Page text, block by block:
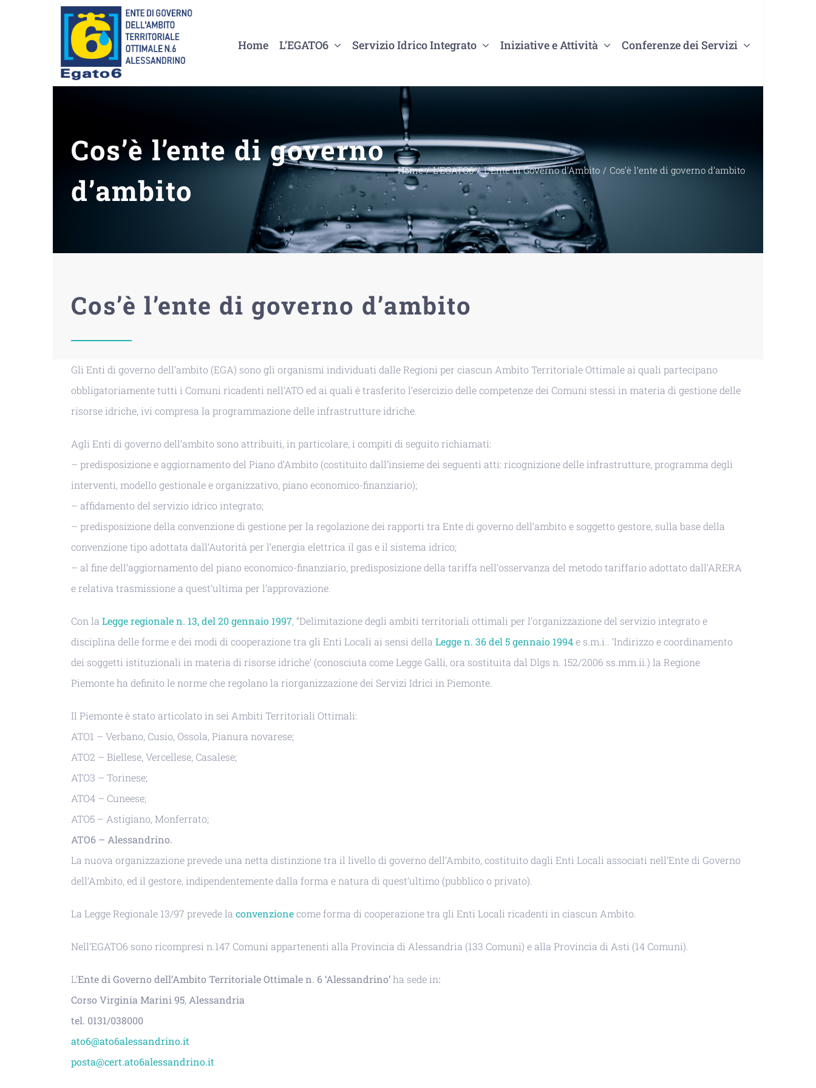
Home L’EGATO6 Servizio Idrico Integrato Iniziative e Attività Conferenze dei Servizi
Cos’è l’ente di governo
d’ambito
Home L’EGATO6 L’Ente di Governo d’Ambito Cos’è l’ente di governo d’ambito
Cos’è l’ente di governo d’ambito
Gli Enti di governo dell’ambito (EGA) sono gli organismi individuati dalle Regioni per ciascun Ambito Territoriale Ottimale ai quali partecipano
obbligatoriamente tutti i Comuni ricadenti nell’ATO ed ai quali è trasferito l’esercizio delle competenze dei Comuni stessi in materia di gestione delle
risorse idriche, ivi compresa la programmazione delle infrastrutture idriche.
Agli Enti di governo dell’ambito sono attribuiti, in particolare, i compiti di seguito richiamati:
– predisposizione e aggiornamento del Piano d’Ambito (costituito dall’insieme dei seguenti atti: ricognizione delle infrastrutture, programma degli
interventi, modello gestionale e organizzativo, piano economico-finanziario);
– affidamento del servizio idrico integrato;
– predisposizione della convenzione di gestione per la regolazione dei rapporti tra Ente di governo dell’ambito e soggetto gestore, sulla base della
convenzione tipo adottata dall’Autorità per l’energia elettrica il gas e il sistema idrico;
– al fine dell’aggiornamento del piano economico-finanziario, predisposizione della tariffa nell’osservanza del metodo tariffario adottato dall’ARERA
e relativa trasmissione a quest’ultima per l’approvazione.
Con la Legge regionale n. 13, del 20 gennaio 1997, “Delimitazione degli ambiti territoriali ottimali per l’organizzazione del servizio integrato e
disciplina delle forme e dei modi di cooperazione tra gli Enti Locali ai sensi della Legge n. 36 del 5 gennaio 1994e s.m.i.. ‘Indirizzo e coordinamento
dei soggetti istituzionali in materia di risorse idriche’ (conosciuta come Legge Galli, ora sostituita dal Dlgs n. 152/2006 ss.mm.ii.) la Regione
Piemonte ha definito le norme che regolano la riorganizzazione dei Servizi Idrici in Piemonte.
Il Piemonte è stato articolato in sei Ambiti Territoriali Ottimali:
ATO1 – Verbano, Cusio, Ossola, Pianura novarese;
ATO2 – Biellese, Vercellese, Casalese;
ATO3 – Torinese;
ATO4 – Cuneese;
ATO5 – Astigiano, Monferrato;
ATO6 – Alessandrino.
La nuova organizzazione prevede una netta distinzione tra il livello di governo dell’Ambito, costituito dagli Enti Locali associati nell’Ente di Governo
dell’Ambito, ed il gestore, indipendentemente dalla forma e natura di quest’ultimo (pubblico o privato).
La Legge Regionale 13/97 prevede la convenzionecome forma di cooperazione tra gli Enti Locali ricadenti in ciascun Ambito.
Nell’EGATO6 sono ricompresi n.147 Comuni appartenenti alla Provincia di Alessandria (133 Comuni) e alla Provincia di Asti (14 Comuni).
L’Ente di Governo dell’Ambito Territoriale Ottimale n. 6 ‘Alessandrino’ha sede in:
Corso Virginia Marini 95, Alessandria
tel. 0131/038000
ato6@ato6alessandrino.it
posta@cert.ato6alessandrino.it